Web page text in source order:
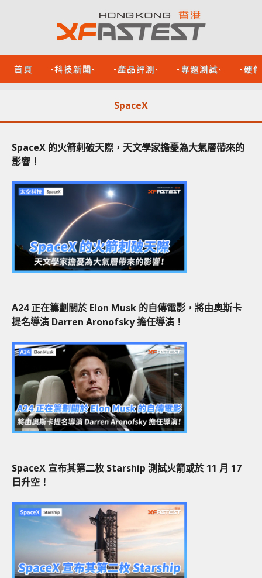
首頁 -科技新聞- -產品評測- -專題測試- -硬
SpaceX
SpaceX 的火箭刺破天際，天文學家擔憂為大氣層帶來的
影響！
A24 正在籌劃關於 Elon Musk 的自傳電影，將由奧斯卡
提名導演 Darren Aronofsky 擔任導演！
SpaceX 宣布其第二枚 Starship 測試火箭或於 11 月 17
日升空！